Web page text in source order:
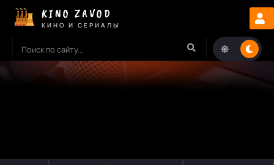
KINO ZAVOD
КИНО И СЕРИАЛЫ